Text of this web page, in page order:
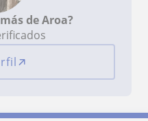
de Aroa?